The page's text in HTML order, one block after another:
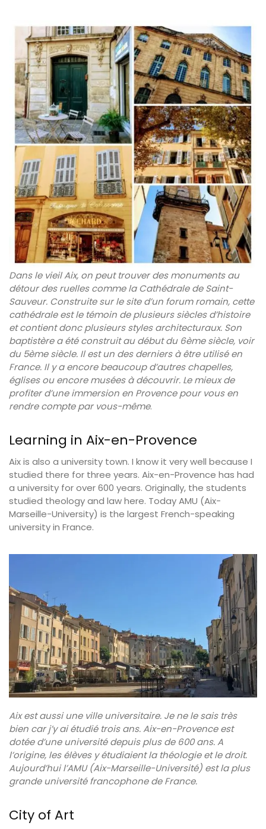
Dans le vieil Aix, on peut trouver des monuments au
détour des ruelles comme la Cathédrale de Saint-
Sauveur. Construite sur le site d’un forum romain, cette
cathédrale est le témoin de plusieurs siècles d’histoire
et contient donc plusieurs styles architecturaux. Son
baptistère a été construit au début du 6ème siècle, voir
du 5ème siècle. Il est un des derniers à être utilisé en
France. Il y a encore beaucoup d’autres chapelles,
églises ou encore musées à découvrir. Le mieux de
profiter d’une immersion en Provence pour vous en
rendre compte par vous-même.
Learning in Aix-en-Provence
Aix is also a university town. I know it very well because I
studied there for three years. Aix-en-Provence has had
a university for over 600 years. Originally, the students
studied theology and law here. Today AMU (Aix-
Marseille-University) is the largest French-speaking
university in France.
Aix est aussi une ville universitaire. Je ne le sais très
bien car j’y ai étudié trois ans. Aix-en-Provence est
dotée d’une université depuis plus de 600 ans. A
l’origine, les élèves y étudiaient la théologie et le droit.
Aujourd’hui l’AMU (Aix-Marseille-Université) est la plus
grande université francophone de France.
City of Art